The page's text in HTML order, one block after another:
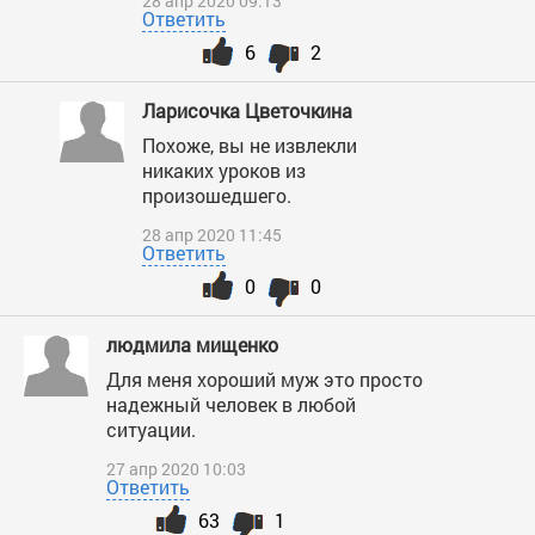
Ответить
2
6
Ларисочка Цветочкина
Похоже, вы не извлекли
никаких уроков из
произошедшего.
28 апр 2020 11:45
Ответить
0
0
людмила мищенко
Для меня хороший муж это просто
надежный человек в любой
ситуации.
27 апр 2020 10:03
Ответить
1
63